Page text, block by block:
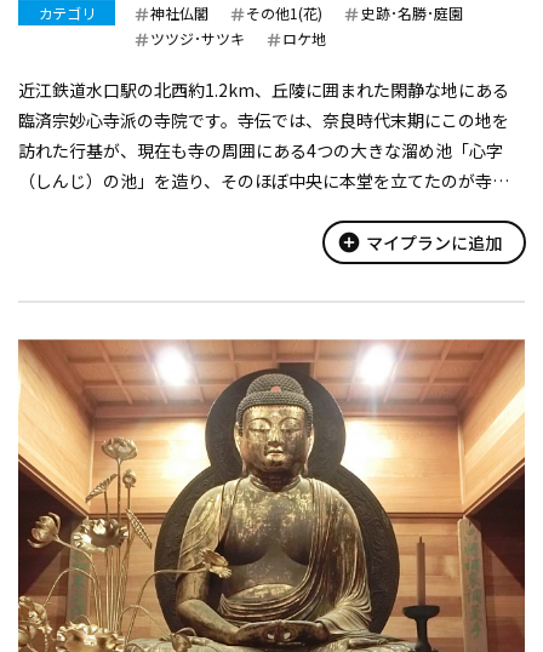
カテゴリ
神社仏閣 その他1(花)
史跡･名勝･庭園
ツツジ･サツキ
ロケ地
近江鉄道水口駅の北西約1.2km、丘陵に囲まれた閑静な地にある
臨済宗妙心寺派の寺院です。寺伝では、奈良時代末期にこの地を
訪れた行基が、現在も寺の周囲にある4つの大きな溜め池「心字
（しんじ）の池」を造り、そのほぼ中央に本堂を立てたのが寺の
add_circle マイプランに追加